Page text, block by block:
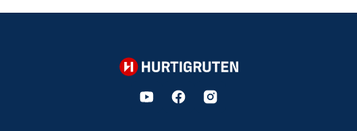
Hurtigruten